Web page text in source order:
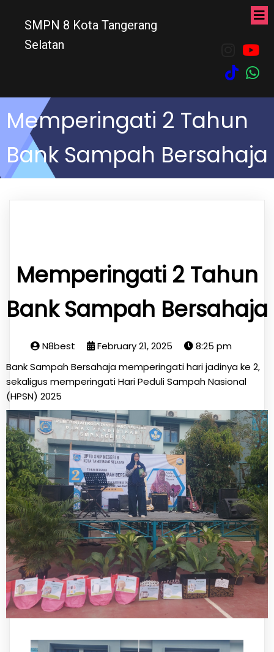
SMPN 8 Kota Tangerang
Selatan
Memperingati 2 Tahun
Bank Sampah Bersahaja
Memperingati 2 Tahun
Bank Sampah Bersahaja
N8best February 21, 2025
8:25 pm
Bank Sampah Bersahaja memperingati hari jadinya ke 2,
sekaligus memperingati Hari Peduli Sampah Nasional
(HPSN) 2025